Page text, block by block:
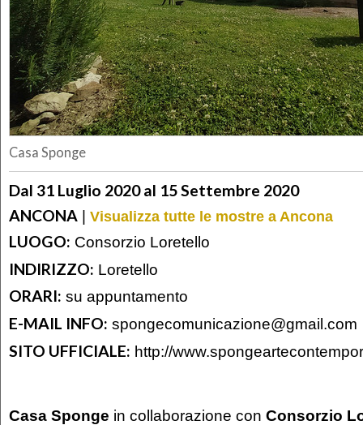
Casa Sponge
Dal 31 Luglio 2020 al 15 Settembre 2020
ANCONA | Visualizza tutte le mostre a Ancona
LUOGO: Consorzio Loretello
INDIRIZZO: Loretello
ORARI: su appuntamento
E-MAIL INFO: spongecomunicazione@gmail.com
SITO UFFICIALE: http://
Casa Sponge in collaborazione con Consorzio